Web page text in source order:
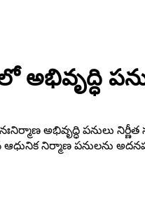
అభివృద్ధి పనులు నిర్ణీత
నిర్మాణ పనులను